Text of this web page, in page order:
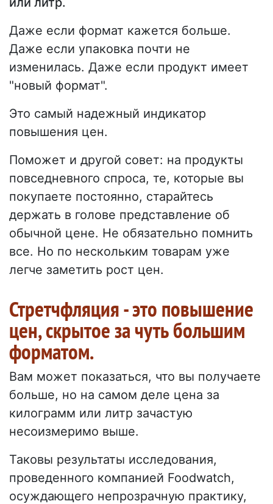
Даже если формат кажется больше.
Даже если упаковка почти не
изменилась. Даже если продукт имеет
"новый формат".
Это самый надежный индикатор
повышения цен.
Поможет и другой совет: на продукты
повседневного спроса, те, которые вы
покупаете постоянно, старайтесь
держать в голове представление об
обычной цене. Не обязательно помнить
все. Но по нескольким товарам уже
легче заметить рост цен.
Стретчфляция - это повышение
цен, скрытое за чуть большим
форматом.
Вам может показаться, что вы получаете
больше, но на самом деле цена за
килограмм или литр зачастую
несоизмеримо выше.
Таковы результаты исследования,
проведенного компанией Foodwatch,
осуждающего непрозрачную практику,